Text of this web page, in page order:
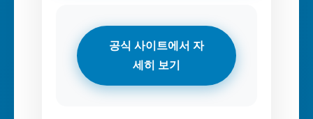
공식 사이트에서 자
세히 보기